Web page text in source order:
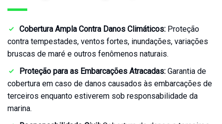
Seguro
para
Marinas
Seguro
Táxi
Seguro
Transporte
Cobertura Ampla Contra Danos Climáticos: Proteção
contra tempestades, ventos fortes, inundações, variações
bruscas de maré e outros fenômenos naturais.
Proteção para as Embarcações Atracadas: Garantia de
cobertura em caso de danos causados às embarcações de
terceiros enquanto estiverem sob responsabilidade da
marina.